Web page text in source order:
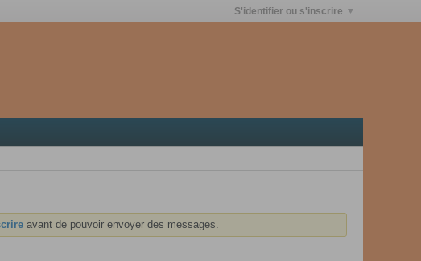
S'identifier ou s'inscrire
avant de pouvoir envoyer des messages.